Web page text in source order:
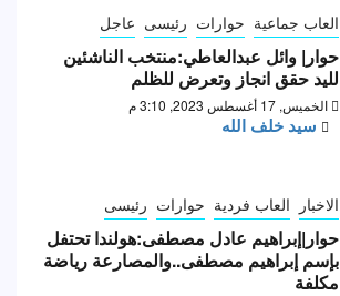
العاب جماعية حوارات رئيسى عاجل
حوار| وائل عبدالعاطي:منتخب الناشئين
لليد حقق انجاز وتعرض للظلم
الخميس, 17 أغسطس 2023, 3:10 م
سيد خلف الله
الاخبار العاب فردية حوارات رئيسى
حوار|إبراهيم عادل مصطفى:هولندا تحتفل
بإسم إبراهيم مصطفى..والمصارعة رياضة
مكلفة